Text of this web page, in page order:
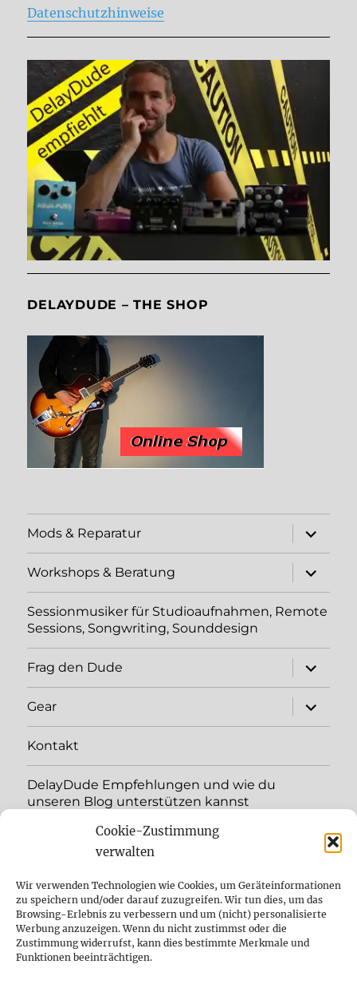
Cookie-Zustimmung
verwalten
Wir verwenden Technologien wie Cookies, um Geräteinformationen
zu speichern und/oder darauf zuzugreifen. Wir tun dies, um das
Browsing-Erlebnis zu verbessern und um (nicht) personalisierte
Werbung anzuzeigen. Wenn du nicht zustimmst oder die
Zustimmung widerrufst, kann dies bestimmte Merkmale und
Funktionen beeinträchtigen.
Datenschutzhinweise
DELAYDUDE – THE SHOP
Mods & Reparatur
öffnen
Workshops & Beratung
öffnen
Sessionmusiker für Studioaufnahmen, Remote
Sessions, Songwriting, Sounddesign
Frag den Dude
öffnen
Gear
öffnen
Kontakt
DelayDude Empfehlungen und wie du
unseren Blog unterstützen kannst
öffnen
YouTube
Instagram
Feed